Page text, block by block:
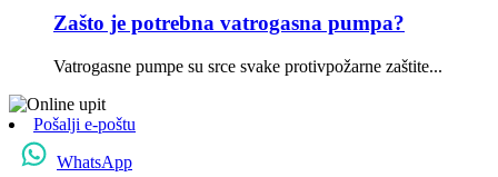
Zašto je potrebna vatrogasna pumpa?
Vatrogasne pumpe su srce svake protivpožarne zaštite...
Pošalji e-poštu
WhatsApp